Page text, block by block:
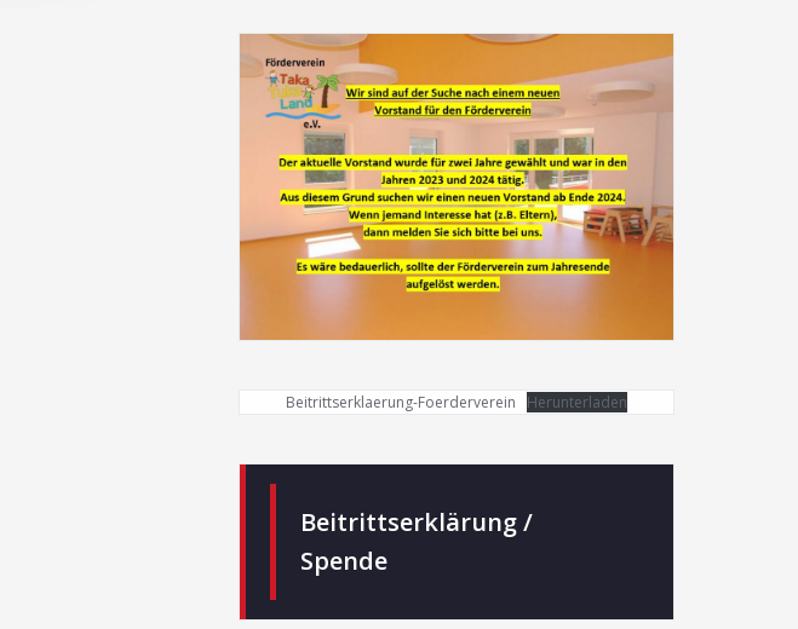
Beitrittserklaerung-Foerderverein Herunterladen
Beitrittserklärung /
Spende